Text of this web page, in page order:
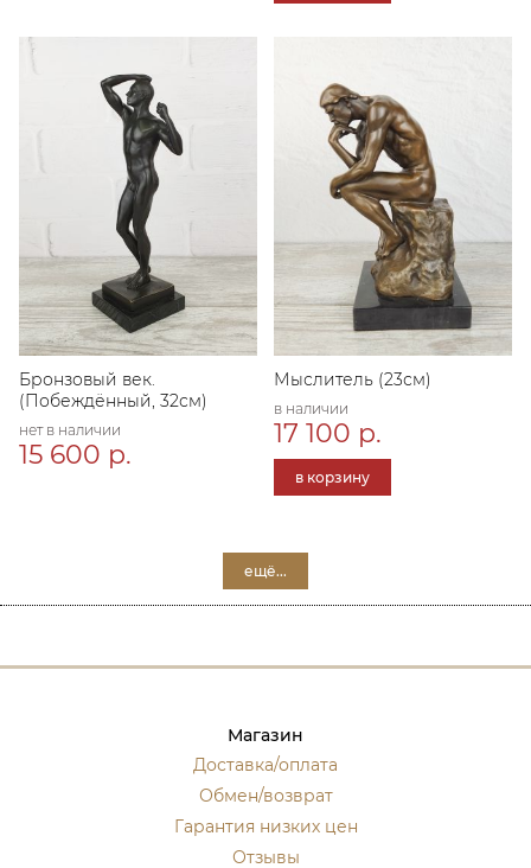
Бронзовый век.
(Побеждённый, 32см)
нет в наличии
15 600 р.
Мыслитель (23см)
в наличии
17 100 р.
в корзину
ещё...
Магазин
Доставка/оплата
Обмен/возврат
Гарантия низких цен
Отзывы